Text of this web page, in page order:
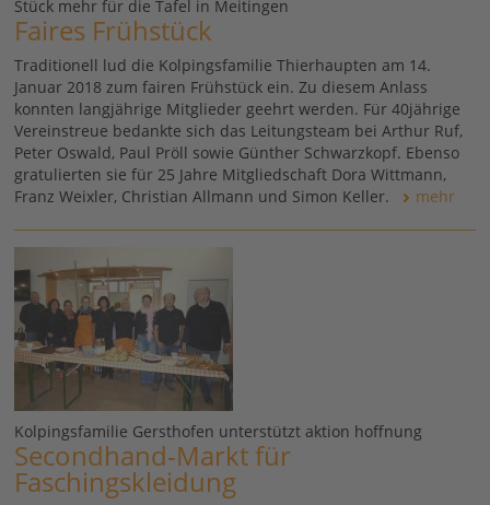
Stück mehr für die Tafel in Meitingen
Faires Frühstück
Traditionell lud die Kolpingsfamilie Thierhaupten am 14.
Januar 2018 zum fairen Frühstück ein. Zu diesem Anlass
konnten langjährige Mitglieder geehrt werden. Für 40jährige
Vereinstreue bedankte sich das Leitungsteam bei Arthur Ruf,
Peter Oswald, Paul Pröll sowie Günther Schwarzkopf. Ebenso
gratulierten sie für 25 Jahre Mitgliedschaft Dora Wittmann,
Franz Weixler, Christian Allmann und Simon Keller.
mehr
Kolpingsfamilie Gersthofen unterstützt aktion hoffnung
Secondhand-Markt für
Faschingskleidung